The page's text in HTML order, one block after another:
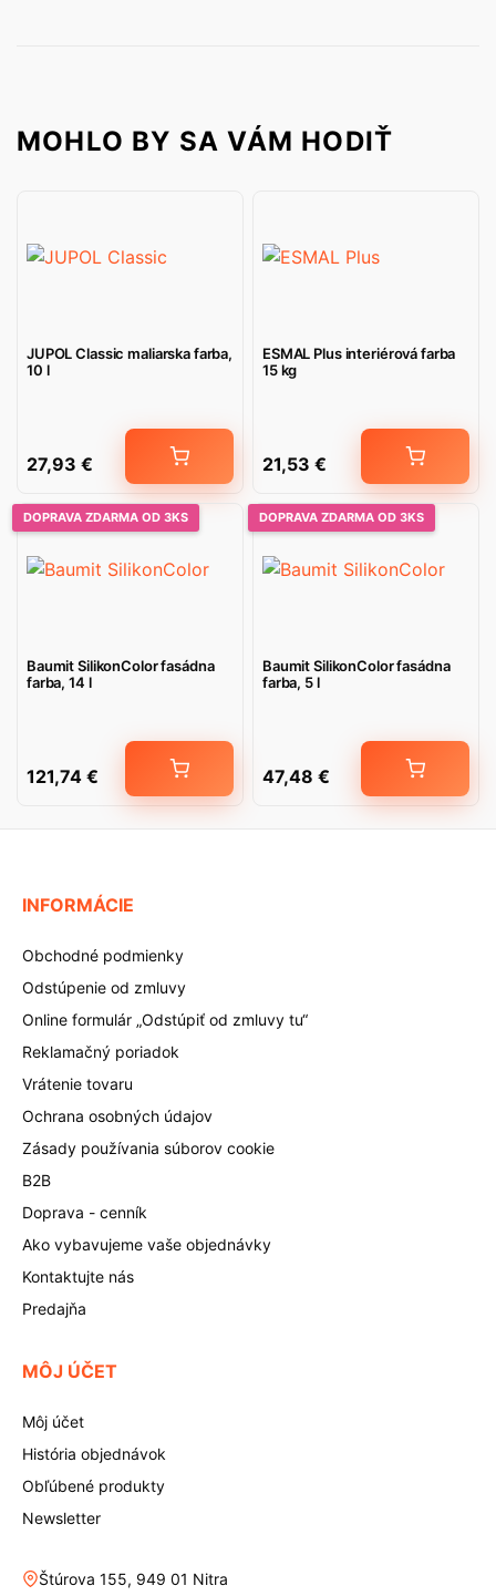
MOHLO BY SA VÁM HODIŤ
JUPOL Classic maliarska farba,
10 l
27,93 €
ESMAL Plus interiérová farba
15 kg
21,53 €
DOPRAVA ZDARMA OD 3KS
Baumit SilikonColor fasádna
farba, 14 l
121,74 €
DOPRAVA ZDARMA OD 3KS
Baumit SilikonColor fasádna
farba, 5 l
47,48 €
INFORMÁCIE
Obchodné podmienky
Odstúpenie od zmluvy
Online formulár „Odstúpiť od zmluvy tu“
Reklamačný poriadok
Vrátenie tovaru
Ochrana osobných údajov
Zásady používania súborov cookie
B2B
Doprava - cenník
Ako vybavujeme vaše objednávky
Kontaktujte nás
Predajňa
MÔJ ÚČET
Môj účet
História objednávok
Obľúbené produkty
Newsletter
Štúrova 155, 949 01 Nitra